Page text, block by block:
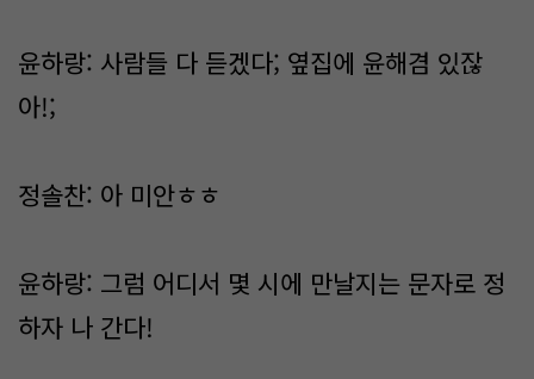
윤하랑: 사람들 다 듣겠다; 옆집에 윤해겸 있잖
아!;
정솔찬: 아 미안ㅎㅎ
윤하랑: 그럼 어디서 몇 시에 만날지는 문자로 정
하자 나 간다!